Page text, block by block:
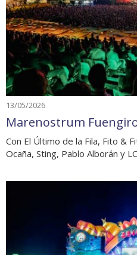
13/05/2026
Marenostrum
Con El Último de la Fila, Fito &
Ocaña, Sting, Pablo Alborán y